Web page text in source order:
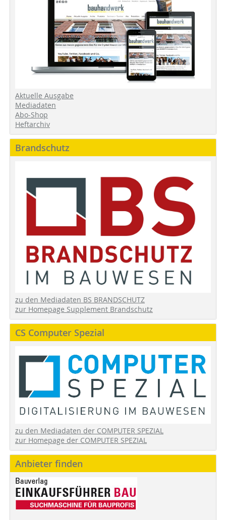
Aktuelle Ausgabe
Mediadaten
Abo-Shop
Heftarchiv
Brandschutz
zu den Mediadaten BS BRANDSCHUTZ
zur Homepage Supplement Brandschutz
CS Computer Spezial
zu den Mediadaten der COMPUTER SPEZIAL
zur Homepage der COMPUTER SPEZIAL
Anbieter finden